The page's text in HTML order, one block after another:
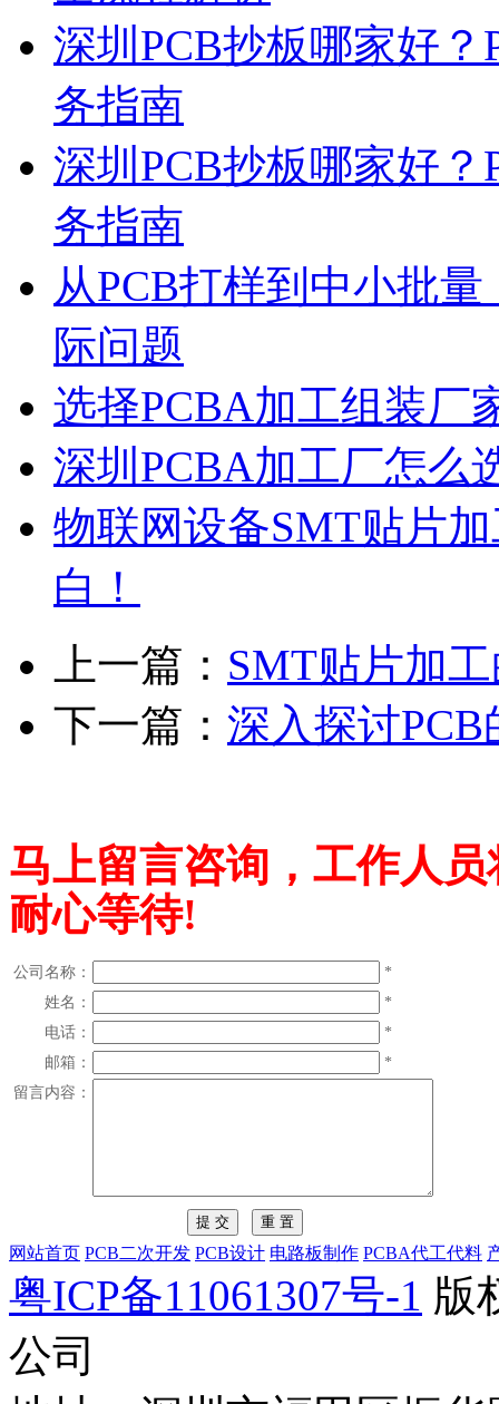
深圳PCB抄板哪家好
务指南
深圳PCB抄板哪家好
务指南
从PCB打样到中小批
际问题
选择PCBA加工组装厂
深圳PCBA加工厂怎么
物联网设备SMT贴片
白！
上一篇： SMT贴片加
下一篇： 深入探讨
马上留言咨询，工作人
耐心等待!
公司名称：
*
姓名：
*
电话：
*
邮箱：
*
留言内容：
网站首页 PCB二次开发 PCB设计 电路板制作 PCBA代工代料
粤ICP备11061307号-1 版
公司